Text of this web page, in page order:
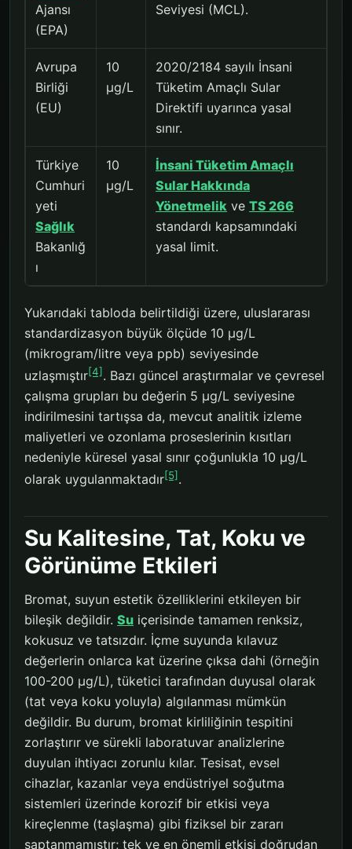
Ajansı
(EPA)
Seviyesi (MCL).
Avrupa
Birliği
(EU)
10
µg/L
2020/2184 sayılı İnsani
Tüketim Amaçlı Sular
Direktifi uyarınca yasal
sınır.
Türkiye
Cumhuri
yeti
Sağlık
Bakanlığ
ı
10
µg/L
İnsani Tüketim Amaçlı
Sular Hakkında
Yönetmelik ve TS 266
standardı kapsamındaki
yasal limit.
Yukarıdaki tabloda belirtildiği üzere, uluslararası
standardizasyon büyük ölçüde 10 µg/L
(mikrogram/litre veya ppb) seviyesinde
uzlaşmıştır[4] . Bazı güncel araştırmalar ve çevresel
çalışma grupları bu değerin 5 µg/L seviyesine
indirilmesini tartışsa da, mevcut analitik izleme
maliyetleri ve ozonlama proseslerinin kısıtları
nedeniyle küresel yasal sınır çoğunlukla 10 µg/L
olarak uygulanmaktadır[5] .
Su Kalitesine, Tat, Koku ve
Görünüme Etkileri
Bromat, suyun estetik özelliklerini etkileyen bir
bileşik değildir. Su içerisinde tamamen renksiz,
kokusuz ve tatsızdır. İçme suyunda kılavuz
değerlerin onlarca kat üzerine çıksa dahi (örneğin
100-200 µg/L), tüketici tarafından duyusal olarak
(tat veya koku yoluyla) algılanması mümkün
değildir. Bu durum, bromat kirliliğinin tespitini
zorlaştırır ve sürekli laboratuvar analizlerine
duyulan ihtiyacı zorunlu kılar. Tesisat, evsel
cihazlar, kazanlar veya endüstriyel soğutma
sistemleri üzerinde korozif bir etkisi veya
kireçlenme (taşlaşma) gibi fiziksel bir zararı
saptanmamıştır; tek ve en önemli etkisi doğrudan